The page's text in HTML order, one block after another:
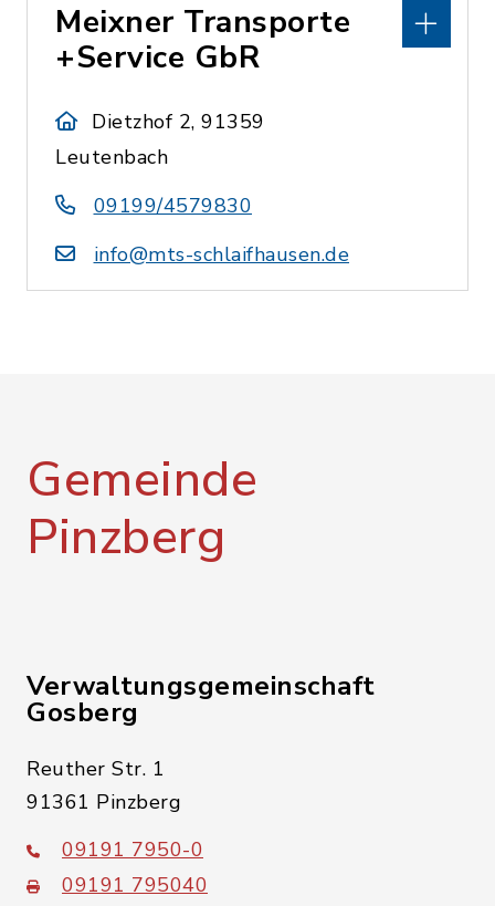
Meixner Transporte
+Service GbR
Dietzhof 2, 91359
Leutenbach
09199/4579830
info@mts-schlaifhausen.de
Gemeinde
Pinzberg
Verwaltungsgemeinschaft
Gosberg
Reuther Str. 1
91361 Pinzberg
09191 7950-0
09191 795040